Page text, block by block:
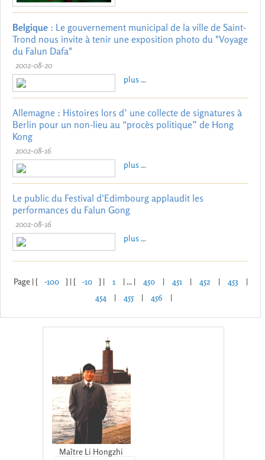
Belgique : Le gouvernement municipal de la ville de Saint-
Trond nous invite à tenir une exposition photo du "Voyage
du Falun Dafa"
2002-08-20
plus ...
Allemagne : Histoires lors d’ une collecte de signatures à
Berlin pour un non-lieu au “procès politique” de Hong
Kong
2002-08-16
plus ...
Le public du Festival d'Edimbourg applaudit les
performances du Falun Gong
2002-08-16
plus ...
Page | [ -100 ] | [ -10 ] | 1 | ... | 450 | 451 | 452 | 453
|
454
| 455 | 456 |
Maître Li Hongzhi